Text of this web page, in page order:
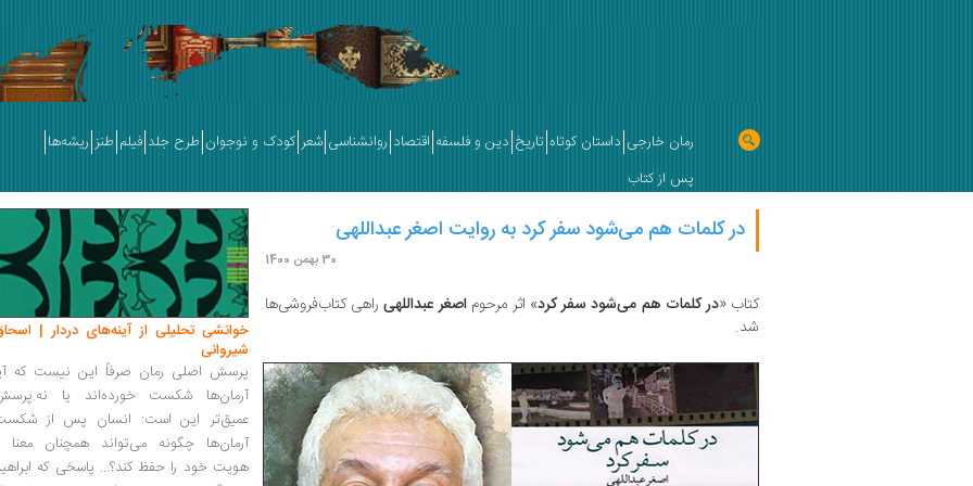
رمان خارجی داستان کوتاه تاریخ دین و فلسفه اقتصاد روانشناسی شعر کودک و نوجوان طرح جلد فیلم طنز ریشه‌ها
پس از کتاب
در کلمات هم می‌شود سفر کرد به روایت اصغر عبداللهی
30 بهمن 1400
کتاب «در کلمات هم می‌شود سفر کرد» اثر مرحوم اصغر عبداللهیراهی کتاب‌فروشی‌ها
شد.
خوانشی تحلیلی از آینه‌های دردار |
شیروانی
پرسش اصلی رمان صرفاً این نیست که
آرمان‌ها شکست خورده‌اند یا
عمیق‌تر این است: انسان پس از
آرمان‌ها چگونه می‌تواند همچنان معنا
هویت خود را حفظ کند؟... پاسخی که